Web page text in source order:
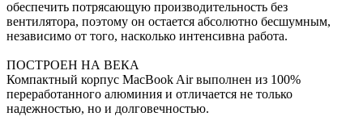
обеспечить потрясающую производительность без
вентилятора, поэтому он остается абсолютно бесшумным,
независимо от того, насколько интенсивна работа.
ПОСТРОЕН НА ВЕКА
Компактный корпус MacBook Air выполнен из 100%
переработанного алюминия и отличается не только
надежностью, но и долговечностью.